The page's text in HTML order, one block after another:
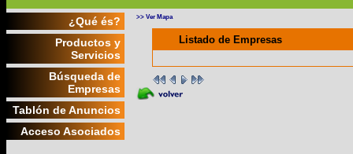
¿Qué és?
Productos y
Servicios
Búsqueda de
Empresas
Tablón de Anuncios
Acceso Asociados
>> Ver Mapa
Listado de Empresas